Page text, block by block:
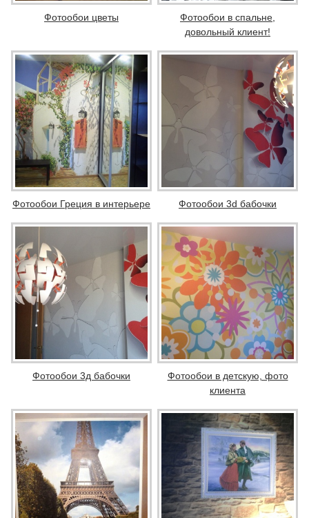
Фотообои цветы
Фотообои в спальне,
довольный клиент!
Фотообои Греция в интерьере Фотообои 3d бабочки
Фотообои 3д бабочки
Фотообои в детскую, фото
клиента